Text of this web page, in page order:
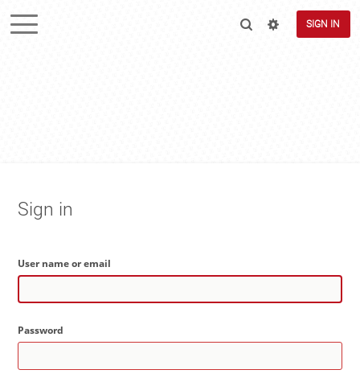
SIGN IN
Sign in
User name or email
Password